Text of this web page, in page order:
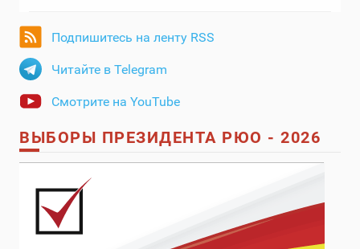
Подпишитесь на ленту RSS
Читайте в Telegram
Смотрите на YouTube
ВЫБОРЫ ПРЕЗИДЕНТА РЮО - 2026